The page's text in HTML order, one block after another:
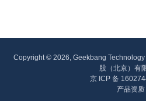
Copyright © 2026, Geekbang
股（北京）有
京 ICP 备
产品资质